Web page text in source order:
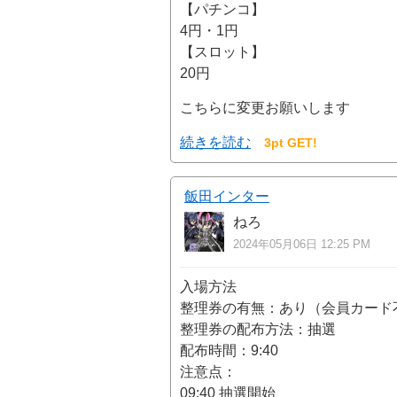
【パチンコ】
4円・1円
【スロット】
20円
こちらに変更お願いします
続きを読む 3pt GET!
飯田インター
ねろ
2024年05月06日 12:25 PM
入場方法
整理券の有無：あり（会員カード
整理券の配布方法：抽選
配布時間：9:40
注意点：
09:40 抽選開始